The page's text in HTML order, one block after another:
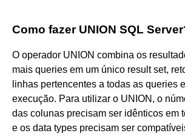
Como fazer UNION SQL
O operador UNION combina os
mais queries em um único result set,
linhas pertencentes a todas as queries
execução. Para utilizar o UNION, o
das colunas precisam ser idênticos em
e os data types precisam ser